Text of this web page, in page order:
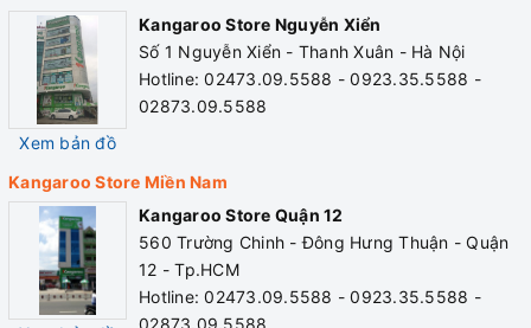
Xem bản đồ
Kangaroo Store Nguyễn Xiển
Số 1 Nguyễn Xiển - Thanh Xuân - Hà Nội
Hotline: 02473.09.5588 - 0923.35.5588 -
02873.09.5588
Kangaroo Store Miền Nam
Kangaroo Store Quận 12
560 Trường Chinh - Đông Hưng Thuận - Quận
12 - Tp.HCM
Hotline: 02473.09.5588 - 0923.35.5588 -